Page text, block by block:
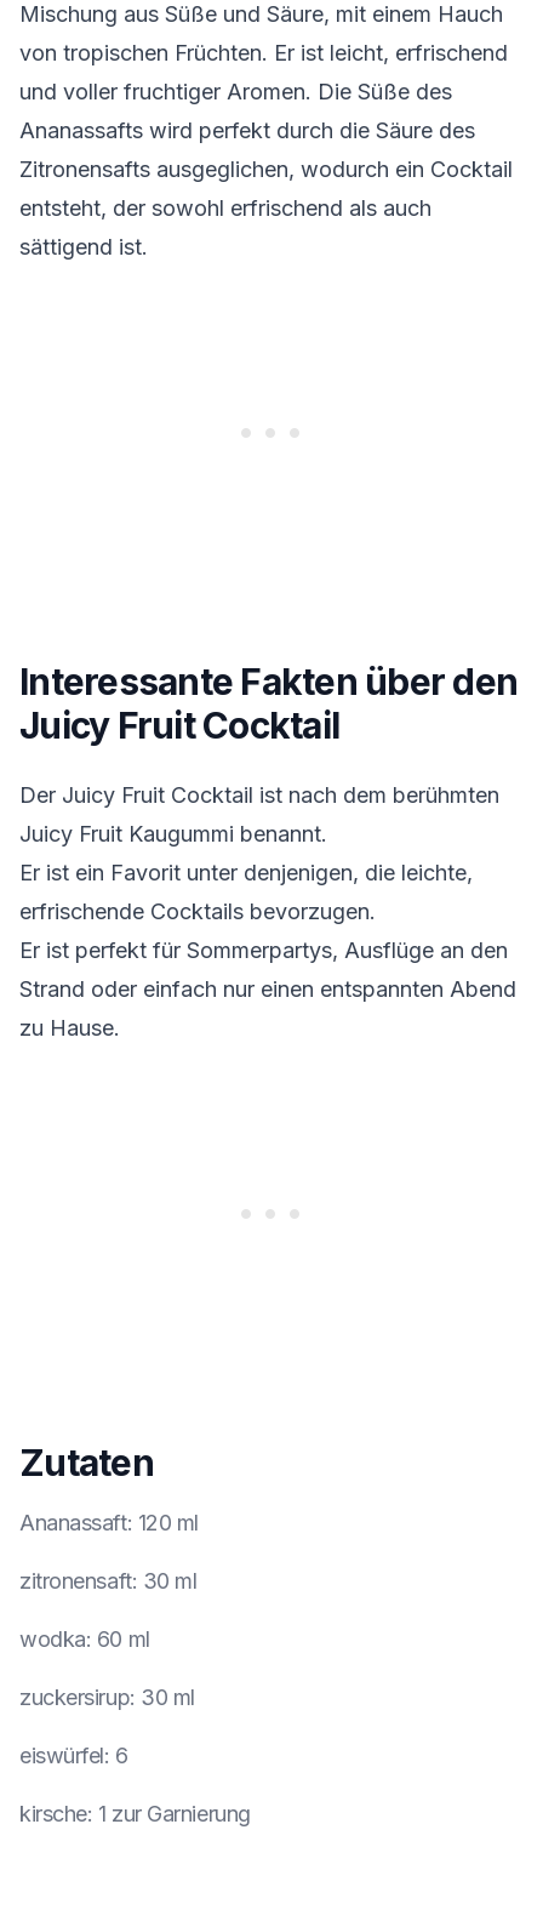
Mischung aus Süße und Säure, mit einem Hauch
von tropischen Früchten. Er ist leicht, erfrischend
und voller fruchtiger Aromen. Die Süße des
Ananassafts wird perfekt durch die Säure des
Zitronensafts ausgeglichen, wodurch ein Cocktail
entsteht, der sowohl erfrischend als auch
sättigend ist.
Interessante Fakten über den
Juicy Fruit Cocktail
Der Juicy Fruit Cocktail ist nach dem berühmten
Juicy Fruit Kaugummi benannt.
Er ist ein Favorit unter denjenigen, die leichte,
erfrischende Cocktails bevorzugen.
Er ist perfekt für Sommerpartys, Ausflüge an den
Strand oder einfach nur einen entspannten Abend
zu Hause.
Zutaten
Ananassaft: 120 ml
zitronensaft: 30 ml
wodka: 60 ml
zuckersirup: 30 ml
eiswürfel: 6
kirsche: 1 zur Garnierung